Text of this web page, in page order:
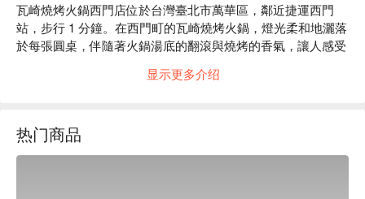
瓦崎燒烤火鍋西門店位於台灣臺北市萬華區，鄰近捷運西門
站，步行 1 分鐘。在西門町的瓦崎燒烤火鍋，燈光柔和地灑落
於每張圓桌，伴隨著火鍋湯底的翻滾與燒烤的香氣，讓人感受
不失舒適，為每位食客提供了一個理想的聚餐空間。
堡排以及手臂大虎蝦，讓聚會時光更加豐富多彩，成為提升整
體用餐體驗的完美催化劑。
显示更多介绍
热门商品